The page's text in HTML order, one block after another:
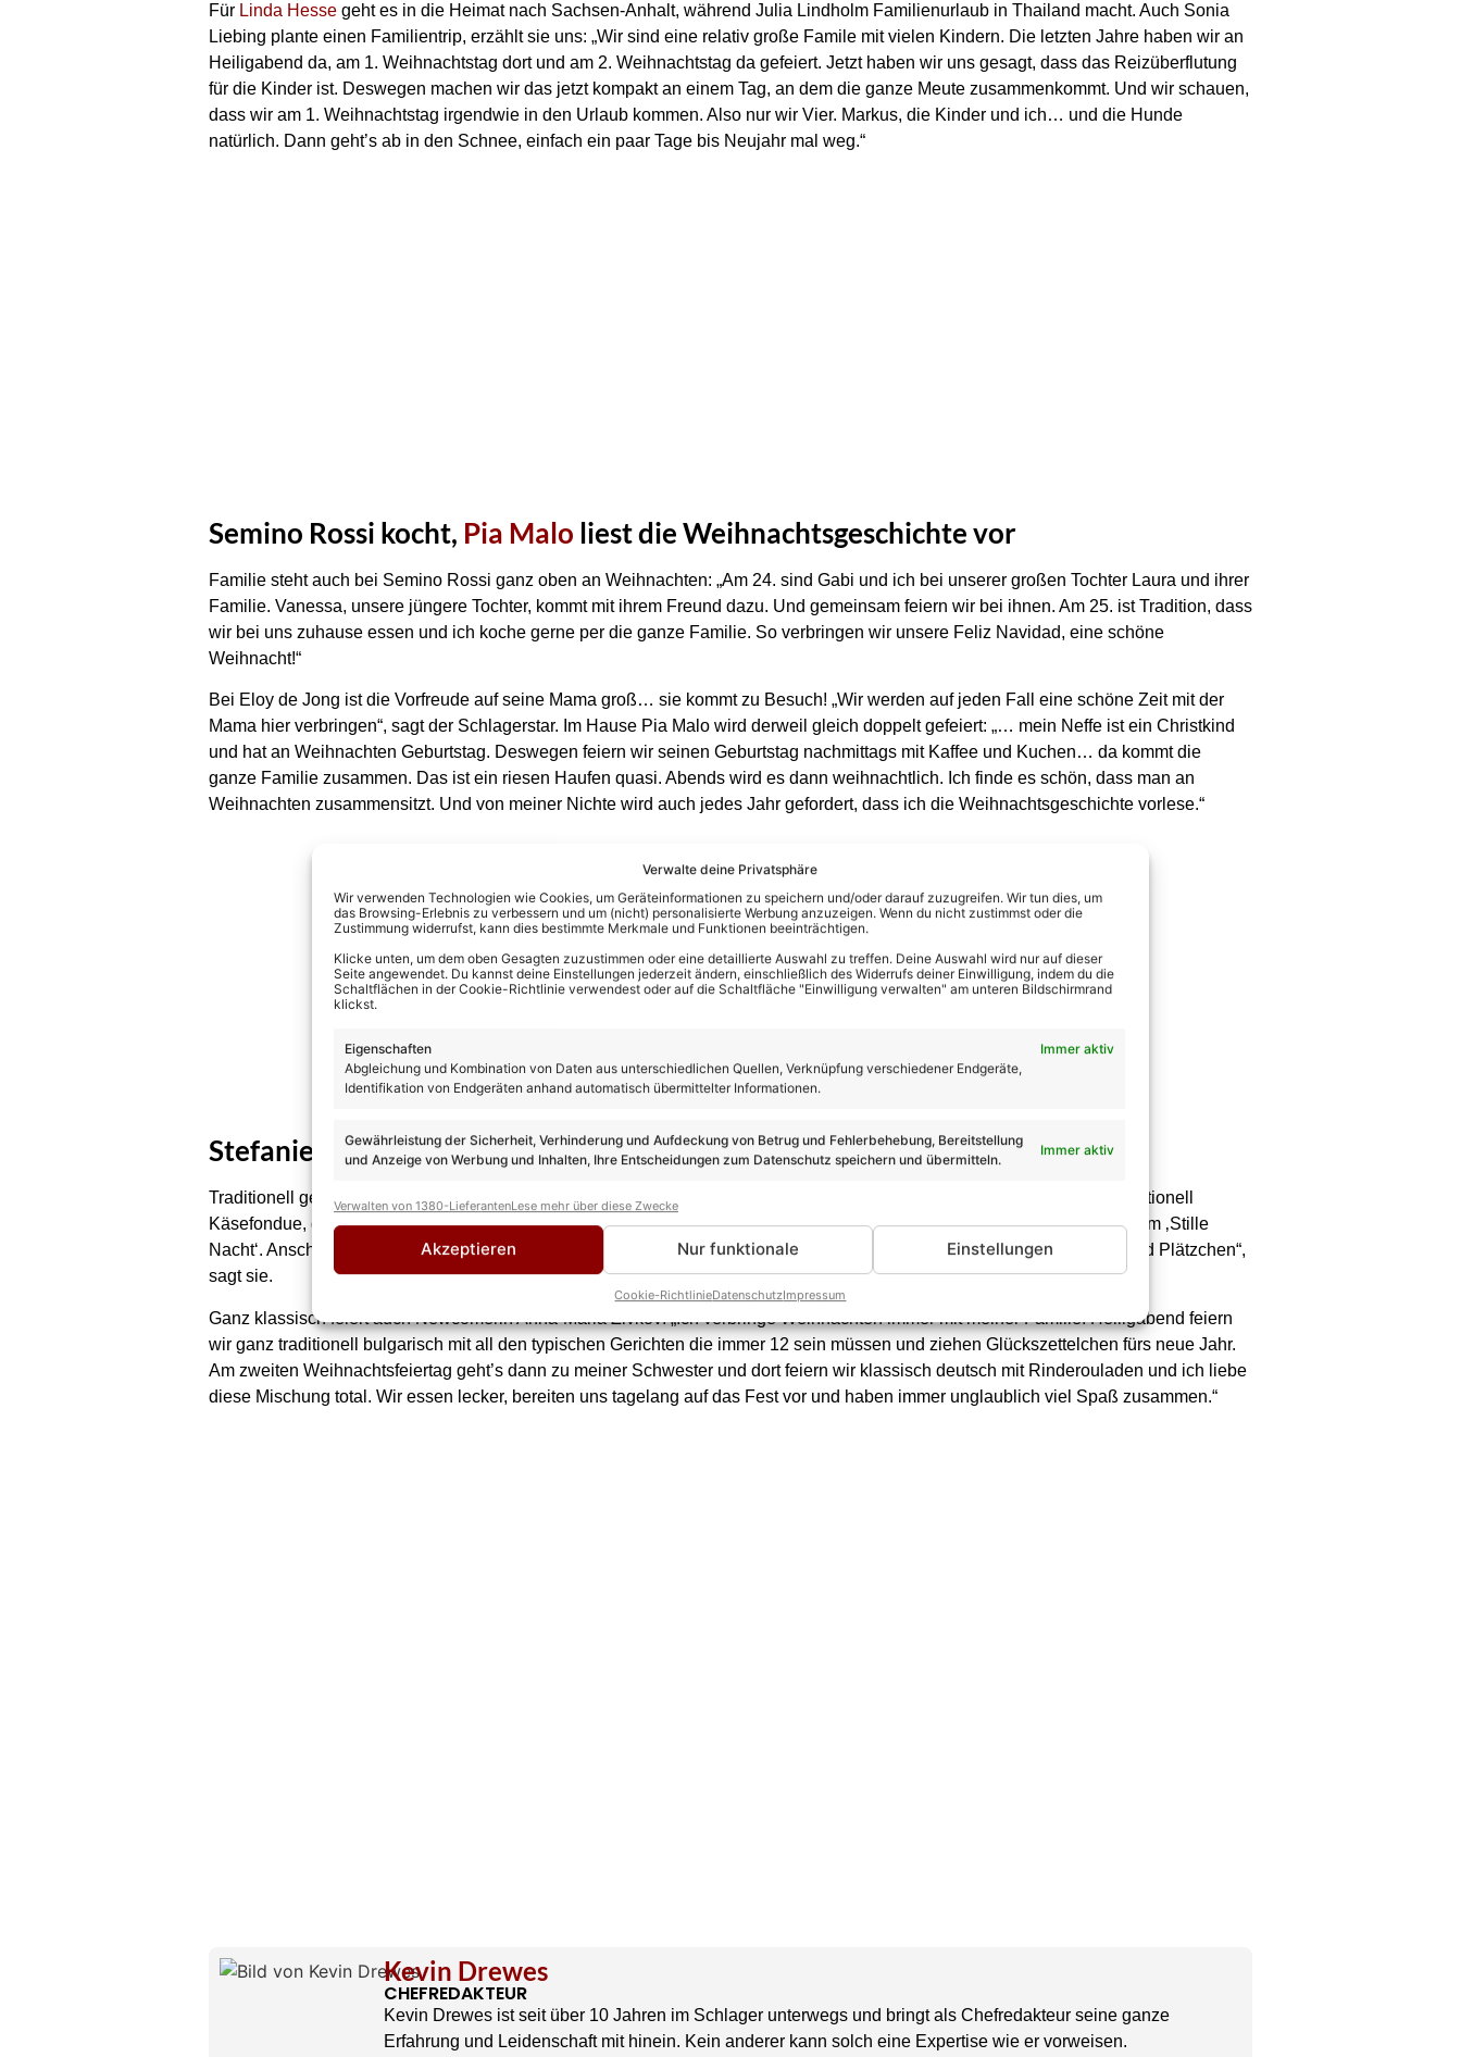
Verwalte deine Privatsphäre
Wir verwenden Technologien wie Cookies, um Geräteinformationen zu speichern und/oder darauf zuzugreifen. Wir tun dies, um
das Browsing-Erlebnis zu verbessern und um (nicht) personalisierte Werbung anzuzeigen. Wenn du nicht zustimmst oder die
Zustimmung widerrufst, kann dies bestimmte Merkmale und Funktionen beeinträchtigen.
Klicke unten, um dem oben Gesagten zuzustimmen oder eine detaillierte Auswahl zu treffen. Deine Auswahl wird nur auf dieser
Seite angewendet. Du kannst deine Einstellungen jederzeit ändern, einschließlich des Widerrufs deiner Einwilligung, indem du die
Schaltflächen in der Cookie-Richtlinie verwendest oder auf die Schaltfläche "Einwilligung verwalten" am unteren Bildschirmrand
klickst.
Eigenschaften
Immer aktiv
Abgleichung und Kombination von Daten aus unterschiedlichen Quellen, Verknüpfung verschiedener Endgeräte,
Identifikation von Endgeräten anhand automatisch übermittelter Informationen.
Gewährleistung der Sicherheit, Verhinderung und Aufdeckung von Betrug und Fehlerbehebung, Bereitstellung
und Anzeige von Werbung und Inhalten, Ihre Entscheidungen zum Datenschutz speichern und übermitteln.
Immer aktiv
Verwalten von 1380-LieferantenLese mehr über diese Zwecke
Akzeptieren Nur funktionale Einstellungen
Cookie-RichtlinieDatenschutzImpressum
Für Linda Hesse geht es in die Heimat nach Sachsen-Anhalt, während Julia Lindholm Familienurlaub in Thailand macht. Auch Sonia
Liebing plante einen Familientrip, erzählt sie uns: „Wir sind eine relativ große Famile mit vielen Kindern. Die letzten Jahre haben wir an
Heiligabend da, am 1. Weihnachtstag dort und am 2. Weihnachtstag da gefeiert. Jetzt haben wir uns gesagt, dass das Reizüberflutung
für die Kinder ist. Deswegen machen wir das jetzt kompakt an einem Tag, an dem die ganze Meute zusammenkommt. Und wir schauen,
dass wir am 1. Weihnachtstag irgendwie in den Urlaub kommen. Also nur wir Vier. Markus, die Kinder und ich… und die Hunde
natürlich. Dann geht’s ab in den Schnee, einfach ein paar Tage bis Neujahr mal weg.“
Semino Rossi kocht, Pia Malo liest die Weihnachtsgeschichte vor
Familie steht auch bei Semino Rossi ganz oben an Weihnachten: „Am 24. sind Gabi und ich bei unserer großen Tochter Laura und ihrer
Familie. Vanessa, unsere jüngere Tochter, kommt mit ihrem Freund dazu. Und gemeinsam feiern wir bei ihnen. Am 25. ist Tradition, dass
wir bei uns zuhause essen und ich koche gerne per die ganze Familie. So verbringen wir unsere Feliz Navidad, eine schöne
Weihnacht!“
Bei Eloy de Jong ist die Vorfreude auf seine Mama groß… sie kommt zu Besuch! „Wir werden auf jeden Fall eine schöne Zeit mit der
Mama hier verbringen“, sagt der Schlagerstar. Im Hause Pia Malo wird derweil gleich doppelt gefeiert: „… mein Neffe ist ein Christkind
und hat an Weihnachten Geburtstag. Deswegen feiern wir seinen Geburtstag nachmittags mit Kaffee und Kuchen… da kommt die
ganze Familie zusammen. Das ist ein riesen Haufen quasi. Abends wird es dann weihnachtlich. Ich finde es schön, dass man an
Weihnachten zusammensitzt. Und von meiner Nichte wird auch jedes Jahr gefordert, dass ich die Weihnachtsgeschichte vorlese.“
Stefanie Hertel undAnna-Maria Zivkovsetzen auf Traditionen
Traditionell geht es auch bei Stefanie Hertel zu: „Wir schmücken nachmittags den Baum, am Abend essen wir bei uns traditionell
Käsefondue, dann spazieren wir zu unserem Dorfkirchlein. Vor der Kirche spielen die Bläser und wir singen alle gemeinsam ‚Stille
Nacht‘. Anschließend geht‘s nach Hause. Zur Bescherung unter’m Weihnachtsbaum mit echten Kerzen gib’s Glühwein und Plätzchen“,
sagt sie.
Ganz klassisch feiert auch Newcomerin Anna-Maria Zivkov: „Ich verbringe Weihnachten immer mit meiner Familie. Heiligabend feiern
wir ganz traditionell bulgarisch mit all den typischen Gerichten die immer 12 sein müssen und ziehen Glückszettelchen fürs neue Jahr.
Am zweiten Weihnachtsfeiertag geht’s dann zu meiner Schwester und dort feiern wir klassisch deutsch mit Rinderouladen und ich liebe
diese Mischung total. Wir essen lecker, bereiten uns tagelang auf das Fest vor und haben immer unglaublich viel Spaß zusammen.“
Kevin Drewes
CHEFREDAKTEUR
Kevin Drewes ist seit über 10 Jahren im Schlager unterwegs und bringt als Chefredakteur seine ganze
Erfahrung und Leidenschaft mit hinein. Kein anderer kann solch eine Expertise wie er vorweisen.